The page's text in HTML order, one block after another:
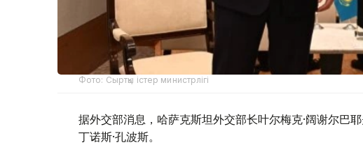
Фото: Сыртқы істер министрлігі
据外交部消息，哈萨克斯坦外交部长叶尔梅克·阔谢尔巴
丁诺斯·孔波斯。